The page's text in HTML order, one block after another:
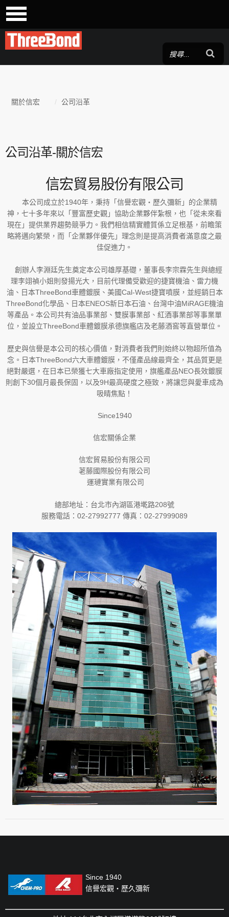
關於信宏 / 公司沿革
公司沿革-關於信宏
信宏貿易股份有限公司
本公司成立於1940年，秉持「信譽宏觀‧歷久彌新」的企業精
神，七十多年來以「豐富歷史觀」協助企業夥伴紮根，也「從未來看
現在」提供業界趨勢競爭力。我們相信精實體質係立足根基，前瞻策
略將邁向繁榮，而「企業夥伴優先」理念則是提高消費者滿意度之最
佳促進力。
創辦人李淵廷先生奠定本公司雄厚基礎，董事長李宗霖先生與總經
理李翊禎小姐則發揚光大，目前代理備受歡迎的捷寶機油、雷力機
油、日本ThreeBond車體鍍膜、美國Cal-West捷寶噴膜，並經銷日本
ThreeBond化學品、日本ENEOS新日本石油、台灣中油MiRAGE機油
等產品。本公司共有油品事業部、雙膜事業部、紅酒事業部等事業單
位，並設立ThreeBond車體鍍膜承德旗艦店及老藤酒窖等直營單位。
歷史與信譽是本公司的核心價值，對消費者我們則始終以物超所值為
念。日本ThreeBond六大車體鍍膜，不僅產品線最齊全，其品質更是
絕對嚴選，在日本已榮獲七大車廠指定使用，旗艦產品NEO長效鍍膜
則創下30個月最長保固，以及9H最高硬度之極致，將讓您與愛車成為
吸睛焦點！
Since1940
信宏關係企業
信宏貿易股份有限公司
荖藤國際股份有限公司
運璉實業有限公司
總部地址：台北市內湖區港墘路208號
服務電話：02-27992777 傳真：02-27999089
Since 1940
信譽宏觀‧歷久彌新
LOG IN
忘記你的密碼？ / 忘記你的帳號？